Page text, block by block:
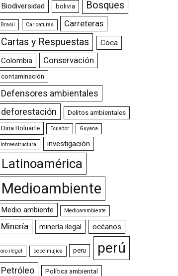
Biodiversidad bolivia Bosques
Brasil Caricaturas Carreteras
Cartas y Respuestas
Coca
Colombia
Conservación
contaminación
Defensores ambientales
deforestación
Delitos ambientales
Dina Boluarte Ecuador Guyana
Infraestructura investigación
Latinoamérica
Medioambiente
Medio ambiente Medioammbiente
Minería minería ilegal océanos
oro ilegal pepe mujica peru perú
Petróleo Política ambiental